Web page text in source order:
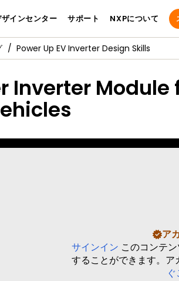
インセンター サポート NXPについて
Power Up EV Inverter Design Skills
Inverter
ア
サインイン このコンテ
することができます。